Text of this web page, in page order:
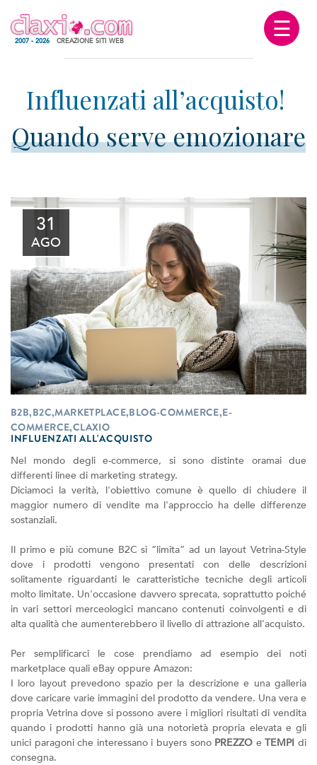
2007 - 2026 CREAZIONE SITI WEB ☰
Quando serve emozionare
31
AGO
B2B,B2C,MARKETPLACE,BLOG-COMMERCE,E-
COMMERCE,CLAXIO
INFLUENZATI ALL'ACQUISTO
Nel mondo degli e-commerce, si sono distinte oramai due
differenti linee di marketing strategy.
Diciamoci la verità, l'obiettivo comune è quello di chiudere il
maggior numero di vendite ma l'approccio ha delle differenze
sostanziali.
Il primo e più comune B2C si “limita” ad un layout Vetrina-Style
dove i prodotti vengono presentati con delle descrizioni
solitamente riguardanti le caratteristiche tecniche degli articoli
molto limitate. Un'occasione davvero sprecata, soprattutto poiché
in vari settori merceologici mancano contenuti coinvolgenti e di
alta qualità che aumenterebbero il livello di attrazione all'acquisto.
Per semplificarci le cose prendiamo ad esempio dei noti
marketplace quali eBay oppure Amazon:
I loro layout prevedono spazio per la descrizione e una galleria
dove caricare varie immagini del prodotto da vendere. Una vera e
propria Vetrina dove si possono avere i migliori risultati di vendita
quando i prodotti hanno già una notorietà propria elevata e gli
unici paragoni che interessano i buyers sono PREZZO eTEMPI di
consegna.